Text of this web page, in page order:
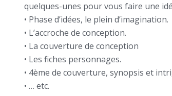
quelques-unes pour vous faire une
• Phase d’idées, le plein d’imagination.
• L’accroche de conception.
• La couverture de conception
• Les fiches personnages.
• 4ème de couverture, synopsis et
• … etc.